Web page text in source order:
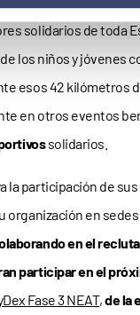
solidarios de toda
los niños y jóvenes
esos 42 kilómetros
en otros eventos
solidarios.
la participación de
organización en sedes
en el
participar en el
Fase 3 NEAT,de la